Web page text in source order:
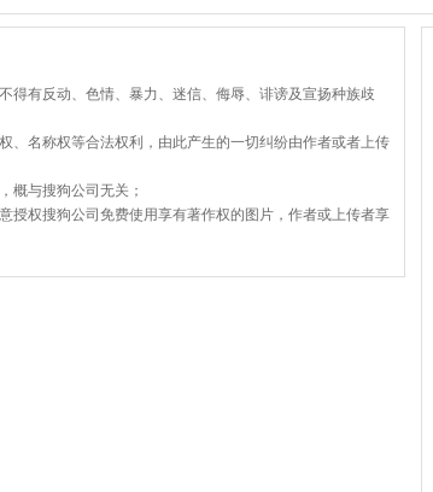
得有反动、色情、暴力、迷信、侮辱、诽谤及宣扬种族歧
、名称权等合法权利，由此产生的一切纠纷由作者或者上传
概与搜狗公司无关；
授权搜狗公司免费使用享有著作权的图片，作者或上传者享